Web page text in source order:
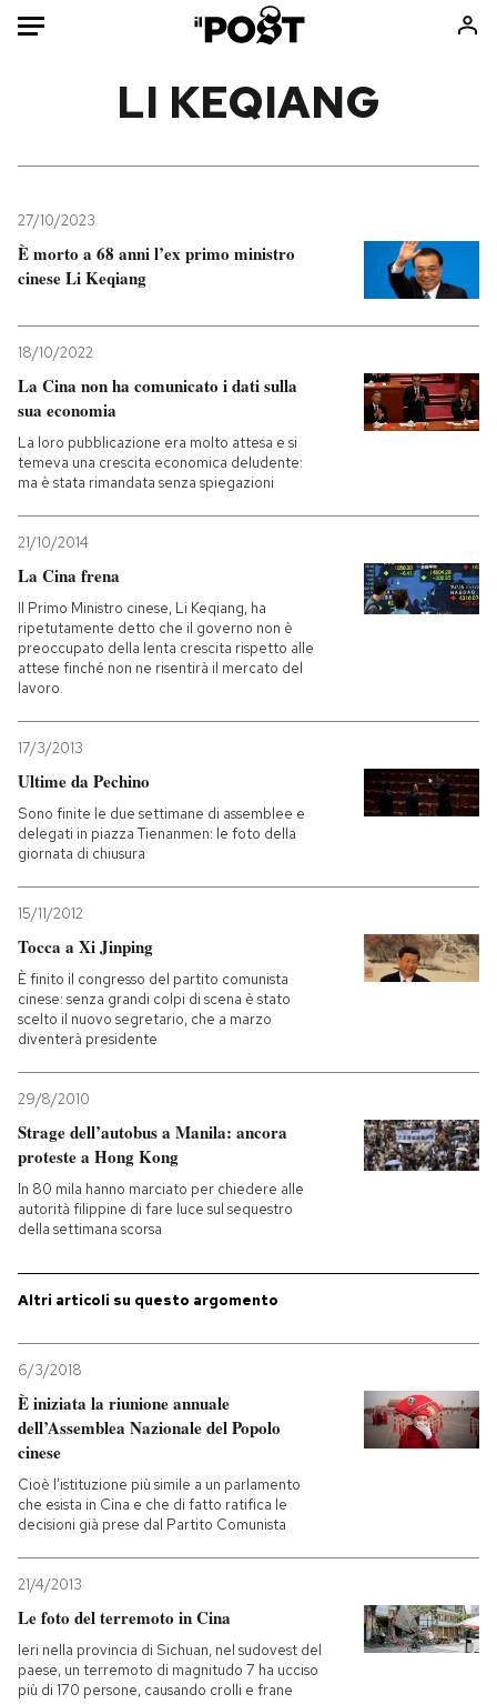
Mondo
Politica
Tecnologia
Scienza
Cultura
Economia
Sport
Consumismi
Europa
Mondiali calcio 2026
PODCAST
NEWSLETTER
I MIEI PREFERITI
CALENDARIO
AREA PERSONALE
Entra
LI KEQIANG
27/10/2023
È morto a 68 anni l’ex primo ministro
cinese Li Keqiang
18/10/2022
La Cina non ha comunicato i dati sulla
sua economia
La loro pubblicazione era molto attesa e si
temeva una crescita economica deludente:
ma è stata rimandata senza spiegazioni
21/10/2014
La Cina frena
Il Primo Ministro cinese, Li Keqiang, ha
ripetutamente detto che il governo non è
preoccupato della lenta crescita rispetto alle
attese finché non ne risentirà il mercato del
lavoro.
17/3/2013
Ultime da Pechino
Sono finite le due settimane di assemblee e
delegati in piazza Tienanmen: le foto della
giornata di chiusura
15/11/2012
Tocca a Xi Jinping
È finito il congresso del partito comunista
cinese: senza grandi colpi di scena è stato
scelto il nuovo segretario, che a marzo
diventerà presidente
29/8/2010
Strage dell’autobus a Manila: ancora
proteste a Hong Kong
In 80 mila hanno marciato per chiedere alle
autorità filippine di fare luce sul sequestro
della settimana scorsa
Altri articoli su questo argomento
6/3/2018
È iniziata la riunione annuale
dell’Assemblea Nazionale del Popolo
cinese
Cioè l’istituzione più simile a un parlamento
che esista in Cina e che di fatto ratifica le
decisioni già prese dal Partito Comunista
21/4/2013
Le foto del terremoto in Cina
Ieri nella provincia di Sichuan, nel sudovest del
paese, un terremoto di magnitudo 7 ha ucciso
più di 170 persone, causando crolli e frane